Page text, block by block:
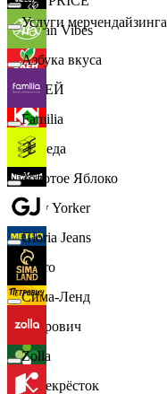
Urban Vibes
О'КЕЙ
Победа
New Yorker
Metro
Петрович
Перекрёсток
Азбука вкуса
Familia
Золотое Яблоко
Gloria Jeans
Сима-Ленд
Zolla
Услуги мерчендайзинга